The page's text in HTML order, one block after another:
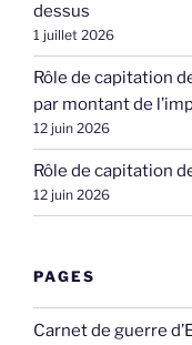
dessus
1 juillet 2026
Rôle de capitation
par montant de
12 juin 2026
Rôle de capitation
12 juin 2026
PAGES
Carnet de guerre